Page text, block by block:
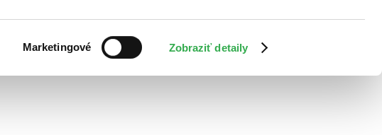
Marketingové Zobraziť detaily